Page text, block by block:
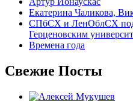
Екатерина Чаликова,
СПбСХ и ЛенОблСХ
Герценовским
Времена года
Свежие Посты